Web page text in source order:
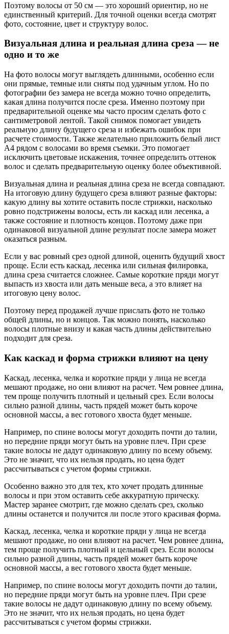
Поэтому волосы от 50 см — это хороший ориентир, но не
единственный критерий. Для точной оценки всегда смотрят
фото, состояние, цвет и структуру волос.
Визуальная длина и реальная длина среза — не
одно и то же
На фото волосы могут выглядеть длинными, особенно если
они прямые, темные или сняты под удачным углом. Но по
фотографии без замера не всегда можно точно определить,
какая длина получится после среза. Именно поэтому при
предварительной оценке мы часто просим сделать фото с
сантиметровой лентой. Такой снимок помогает увидеть
реальную длину будущего среза и избежать ошибок при
расчете стоимости. Также желательно приложить белый лист
А4 рядом с волосами во время съемки. Это помогает
исключить цветовые искажения, точнее определить оттенок
волос и сделать предварительную оценку более объективной.
Визуальная длина и реальная длина среза не всегда совпадают.
На итоговую длину будущего среза влияют разные факторы:
какую длину вы хотите оставить после стрижки, насколько
ровно подстрижены волосы, есть ли каскад или лесенка, а
также состояние и плотность концов. Поэтому даже при
одинаковой визуальной длине результат после замера может
оказаться разным.
Если у вас ровный срез одной длиной, оценить будущий хвост
проще. Если есть каскад, лесенка или сильная филировка,
длина среза считается сложнее. Самые короткие пряди могут
выпасть из хвоста или дать меньше веса, а это влияет на
итоговую цену волос.
Поэтому перед продажей лучше прислать фото не только
общей длины, но и концов. Так можно понять, насколько
волосы плотные внизу и какая часть длины действительно
подходит для среза.
Как каскад и форма стрижки влияют на цену
Каскад, лесенка, челка и короткие пряди у лица не всегда
мешают продаже, но они влияют на расчет. Чем ровнее длина,
тем проще получить плотный и цельный срез. Если волосы
сильно разной длины, часть прядей может быть короче
основной массы, а вес готового хвоста будет меньше.
Например, по спине волосы могут доходить почти до талии,
но передние пряди могут быть на уровне плеч. При срезе
такие волосы не дадут одинаковую длину по всему объему.
Это не значит, что их нельзя продать, но цена будет
рассчитываться с учетом формы стрижки.
Особенно важно это для тех, кто хочет продать длинные
волосы и при этом оставить себе аккуратную прическу.
Мастер заранее смотрит, где можно сделать срез, сколько
длины останется и получится ли после этого красивая форма.
Каскад, лесенка, челка и короткие пряди у лица не всегда
мешают продаже, но они влияют на расчет. Чем ровнее длина,
тем проще получить плотный и цельный срез. Если волосы
сильно разной длины, часть прядей может быть короче
основной массы, а вес готового хвоста будет меньше.
Например, по спине волосы могут доходить почти до талии,
но передние пряди могут быть на уровне плеч. При срезе
такие волосы не дадут одинаковую длину по всему объему.
Это не значит, что их нельзя продать, но цена будет
рассчитываться с учетом формы стрижки.